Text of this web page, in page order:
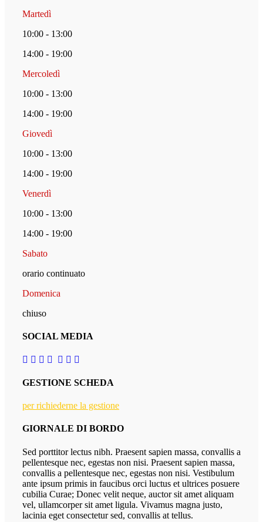
Martedì
10:00 - 13:00
14:00 - 19:00
Mercoledì
10:00 - 13:00
14:00 - 19:00
Giovedì
10:00 - 13:00
14:00 - 19:00
Venerdì
10:00 - 13:00
14:00 - 19:00
Sabato
orario continuato
Domenica
chiuso
SOCIAL MEDIA
GESTIONE SCHEDA
per richiederne la gestione
GIORNALE DI BORDO
Sed porttitor lectus nibh. Praesent sapien massa, convallis a
pellentesque nec, egestas non nisi. Praesent sapien massa,
convallis a pellentesque nec, egestas non nisi. Vestibulum
ante ipsum primis in faucibus orci luctus et ultrices posuere
cubilia Curae; Donec velit neque, auctor sit amet aliquam
vel, ullamcorper sit amet ligula. Vivamus magna justo,
lacinia eget consectetur sed, convallis at tellus.